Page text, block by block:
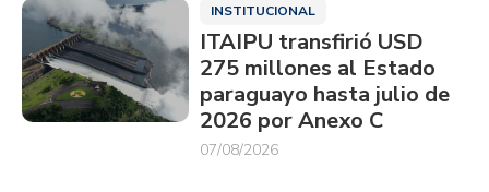
INSTITUCIONAL
ITAIPU transfirió USD
275 millones al Estado
paraguayo hasta julio de
2026 por Anexo C
07/08/2026